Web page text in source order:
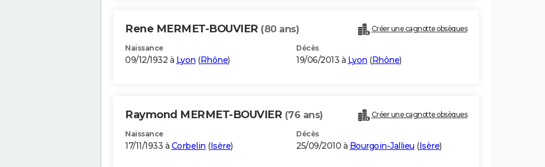
Rene MERMET-BOUVIER (80 ans) Créer une cagnotte obsèques
Naissance
09/12/1932 à Lyon (Rhône)
Décès
19/06/2013 à Lyon (Rhône)
Raymond MERMET-BOUVIER (76 ans) Créer une cagnotte obsèques
Naissance
17/11/1933 à Corbelin (Isère)
Décès
25/09/2010 à Bourgoin-Jallieu (Isère)